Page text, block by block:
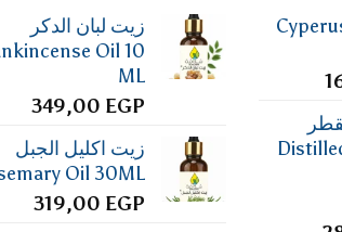
زيت لبان الدكر
Oil 10
ML
349,00 EGP
زيت اكليل الجبل
Oil 30ML
319,00 EGP